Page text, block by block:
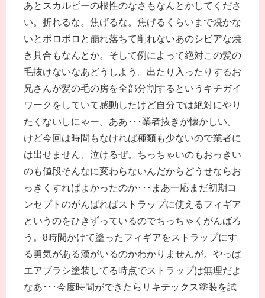
あとスカルピーの根性のなさもなんとかしてくださ
い。折れるな。焦げるな。焦げるくらいまで焼かな
いとボロボロと崩れ落ちて削れないあのシビアな焼
き具合もなんとか。そして例によって絶対この髪の
毛抜けないなあどうしよう。出たり入ったりするお
兄さんが髪の毛の房を全部分割するというキチガイ
ワークをしていて感動したけど自分では絶対にやり
たくないしにゃー。ああ･･･業者抜きが懐かしい。
けど今回は時間もなければ種類も少ないので業者に
は出せません、泣けるぜ。ちっちゃいのもおっきい
のも値段そんなに変わらないんだからどうせならお
っきくすればよかったのか･･･まあ一応まだ初期コ
ンセプトのがんばればストラップに使えるフィギア
というのをひきずっているのでちっちゃくがんばろ
う。8時間かけて塗ったフィギアをストラップにす
る勇気がある漢がいるのかわかりませんが。やっぱ
エアブラシ塗装してる時点でストラップは無理だよ
なあ･･･今度時間ができたらリキテックス塗装を試